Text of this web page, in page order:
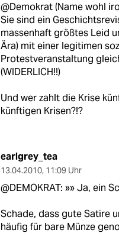
@Demokrat (Name wohl
Sie sind ein
massenhaft größtes Leid
Ära) mit einer legitimen
Protestveranstaltung
(WIDERLICH!!)
Und wer zahlt die Krise
künftigen Krisen?!?
earlgrey_tea
13.04.2010, 11:09 Uhr
@DEMOKRAT: »» Ja, ein
Schade, dass gute Satire
häufig für bare Münze